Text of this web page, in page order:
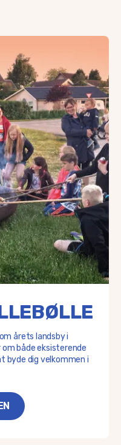
årets landsby i
både eksisterende
byde dig velkommen i